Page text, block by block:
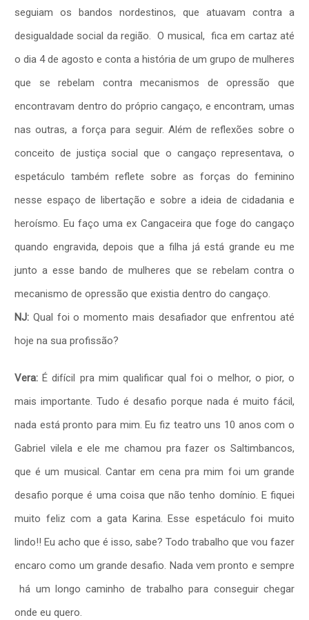
seguiam os bandos nordestinos, que atuavam contra a
desigualdade social da região. O musical, fica em cartaz até
o dia 4 de agosto e conta a história de um grupo de mulheres
que se rebelam contra mecanismos de opressão que
encontravam dentro do próprio cangaço, e encontram, umas
nas outras, a força para seguir. Além de reflexões sobre o
conceito de justiça social que o cangaço representava, o
espetáculo também reflete sobre as forças do feminino
nesse espaço de libertação e sobre a ideia de cidadania e
heroísmo. Eu faço uma ex Cangaceira que foge do cangaço
quando engravida, depois que a filha já está grande eu me
junto a esse bando de mulheres que se rebelam contra o
mecanismo de opressão que existia dentro do cangaço.
NJ: Qual foi o momento mais desafiador que enfrentou até
hoje na sua profissão?
Vera: É difícil pra mim qualificar qual foi o melhor, o pior, o
mais importante. Tudo é desafio porque nada é muito fácil,
nada está pronto para mim. Eu fiz teatro uns 10 anos com o
Gabriel vilela e ele me chamou pra fazer os Saltimbancos,
que é um musical. Cantar em cena pra mim foi um grande
desafio porque é uma coisa que não tenho domínio. E fiquei
muito feliz com a gata Karina. Esse espetáculo foi muito
lindo!! Eu acho que é isso, sabe? Todo trabalho que vou fazer
encaro como um grande desafio. Nada vem pronto e sempre
há um longo caminho de trabalho para conseguir chegar
onde eu quero.